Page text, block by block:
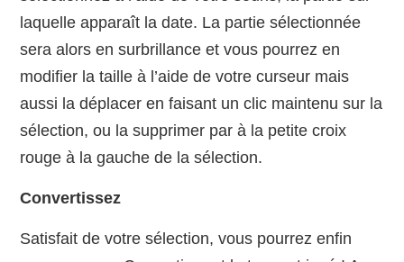
laquelle apparaît la date. La partie sélectionnée
sera alors en surbrillance et vous pourrez en
modifier la taille à l’aide de votre curseur mais
aussi la déplacer en faisant un clic maintenu sur la
sélection, ou la supprimer par à la petite croix
rouge à la gauche de la sélection.
Convertissez
Satisfait de votre sélection, vous pourrez enfin